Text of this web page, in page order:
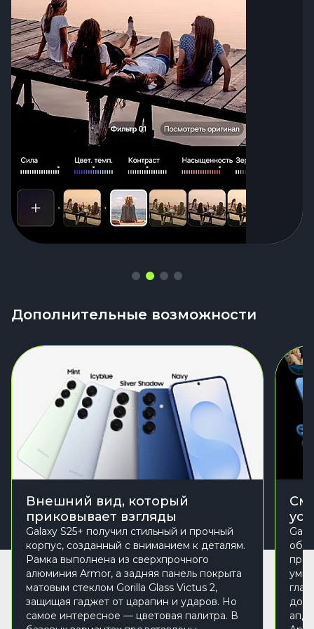
Дополнительные возможности
Внешний вид, который
приковывает взгляды
Galaxy S25+ получил стильный и прочный
корпус, созданный с вниманием к деталям.
Рамка выполнена из сверхпрочного
алюминия Armor, а задняя панель покрыта
матовым стеклом Gorilla Glass Victus 2,
защищая гаджет от царапин и ударов. Но
самое интересное — цветовая палитра. В